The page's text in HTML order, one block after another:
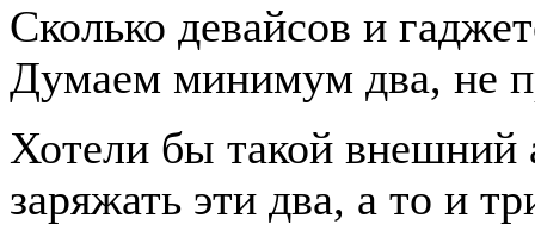
Сколько девайсов и
Думаем минимум два, не
Хотели бы такой внешний
заряжать эти два, а то и